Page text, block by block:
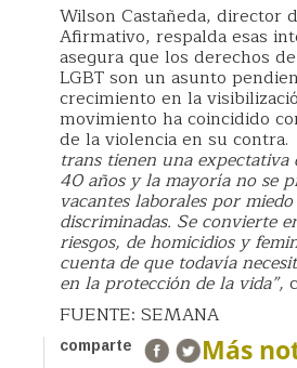
Wilson Castañeda, director
Afirmativo, respalda esas
asegura que los derechos
LGBT son un asunto
crecimiento en la
movimiento ha coincidido
de la violencia en su contra.
trans tienen una expectativa
40 años y la mayoría no se
vacantes laborales por
discriminadas. Se convierte
riesgos, de homicidios y
cuenta de que todavía
en la protección de la vida”,
FUENTE: SEMANA
comparte Más